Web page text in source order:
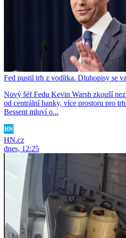
Fed pustil trh z vodítka. Dluhopisy se
Nový šéf Fedu Kevin Warsh zkouší
od centrální banky, více prostoru pro
Bessent mluví o...
HN.cz
dnes, 12:25